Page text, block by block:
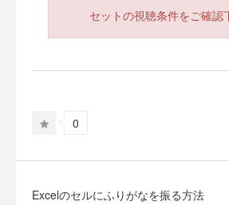
セットの視聴条件をご確認
0
Excelのセルにふりがなを振る方法